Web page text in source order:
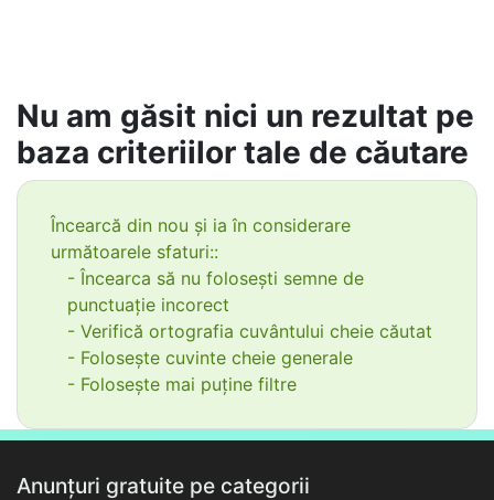
Nu am găsit nici un rezultat pe
baza criteriilor tale de căutare
Încearcă din nou și ia în considerare
următoarele sfaturi::
- Încearca să nu folosești semne de
punctuație incorect
- Verifică ortografia cuvântului cheie căutat
- Folosește cuvinte cheie generale
- Folosește mai puține filtre
Anunțuri gratuite pe categorii